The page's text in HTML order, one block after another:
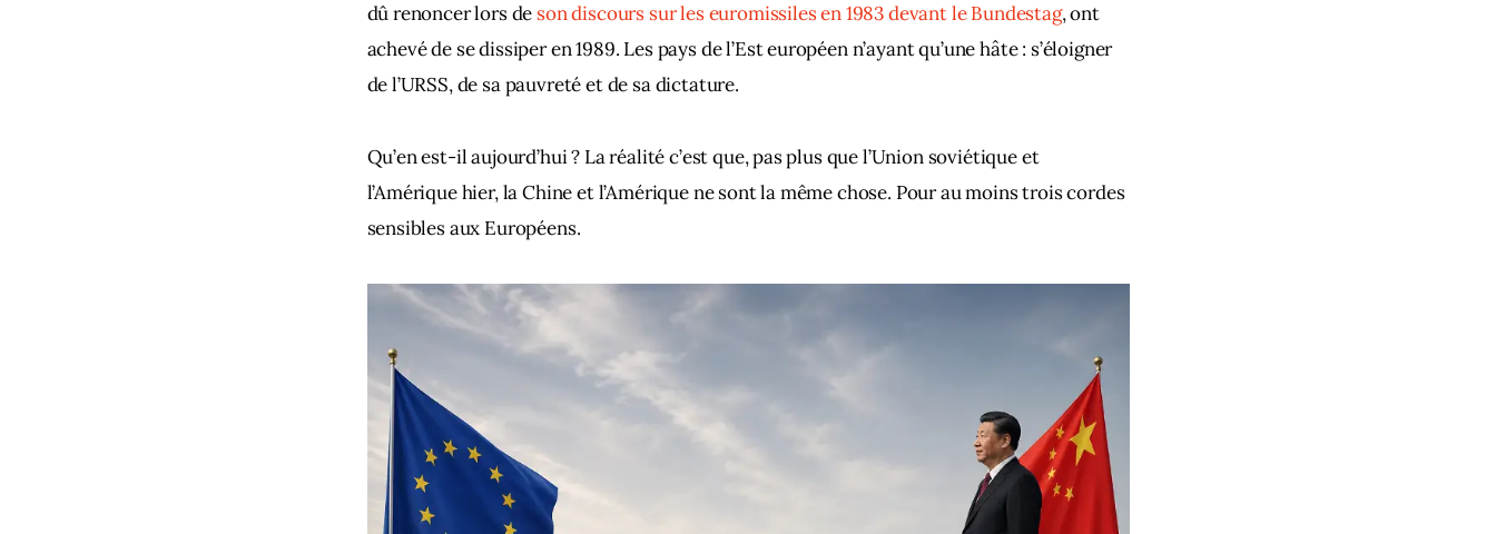
dû renoncer lors de son discours sur les euromissiles en 1983 devant le Bundestag, ont
achevé de se dissiper en 1989. Les pays de l’Est européen n’ayant qu’une hâte : s’éloigner
de l’URSS, de sa pauvreté et de sa dictature.
Qu’en est-il aujourd’hui ? La réalité c’est que, pas plus que l’Union soviétique et
l’Amérique hier, la Chine et l’Amérique ne sont la même chose. Pour au moins trois cordes
sensibles aux Européens.